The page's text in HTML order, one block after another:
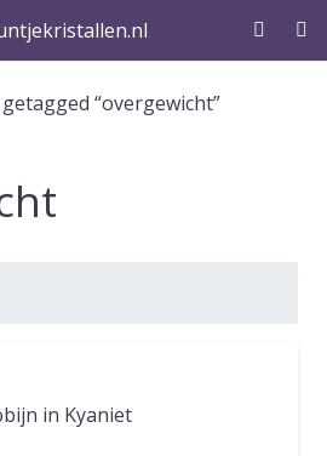
“overgewicht”
in Kyaniet